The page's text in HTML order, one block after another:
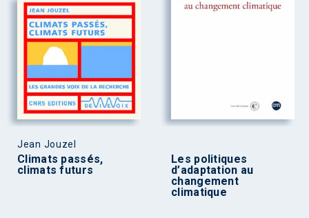
Jean Jouzel
Climats passés,
climats futurs
Les politiques
d’adaptation au
changement
climatique